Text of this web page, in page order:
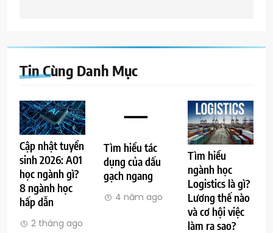
Tin Cùng Danh Mục
Cập nhật tuyển
sinh 2026: A01
học ngành gì?
8 ngành học
hấp dẫn
2 tháng ago
Tìm hiểu tác
dụng của dấu
gạch ngang
4 năm ago
Tìm hiểu
ngành học
Logistics là gì?
Lương thế nào
và cơ hội việc
làm ra sao?